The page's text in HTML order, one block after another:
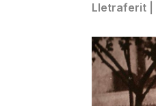
Lletraferit